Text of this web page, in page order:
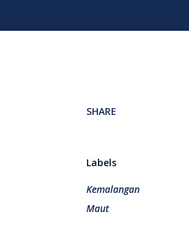
SHARE
Labels
Kemalangan
Maut